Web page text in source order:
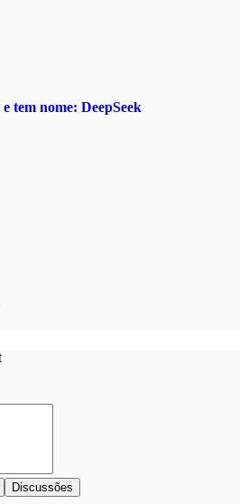
tem nome: DeepSeek
Discussões